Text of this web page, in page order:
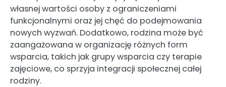
własnej wartości osoby z ograniczeniami
funkcjonalnymi oraz jej chęć do podejmowania
nowych wyzwań. Dodatkowo, rodzina może być
zaangażowana w organizację różnych form
wsparcia, takich jak grupy wsparcia czy terapie
zajęciowe, co sprzyja integracji społecznej całej
rodziny.